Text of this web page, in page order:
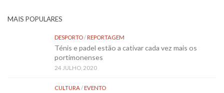
MAIS POPULARES
DESPORTO/REPORTAGEM
Ténis e padel estão a cativar cada vez mais os
portimonenses
24 JULHO, 2020
CULTURA/EVENTO